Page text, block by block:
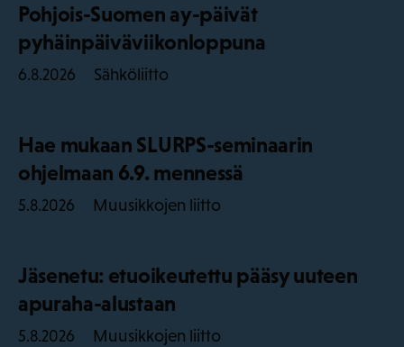
Pohjois-Suomen ay-päivät
pyhäinpäiväviikonloppuna
6.8.2026 Sähköliitto
Hae mukaan SLURPS-seminaarin
ohjelmaan 6.9. mennessä
5.8.2026 Muusikkojen liitto
Jäsenetu: etuoikeutettu pääsy uuteen
apuraha-alustaan
5.8.2026 Muusikkojen liitto